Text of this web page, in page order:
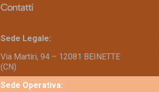
Contatti
Sede Legale:
Via Martiri, 94 – 12081 BEINETTE
(CN)
Sede Operativa: